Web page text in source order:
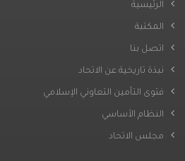
الرئيسية
المكتبة
اتصل بنا
نبذة تاريخية عن الاتحاد
فتوى التأمين التعاوني الإسلامي
النظام الأساسي
مجلس الاتحاد